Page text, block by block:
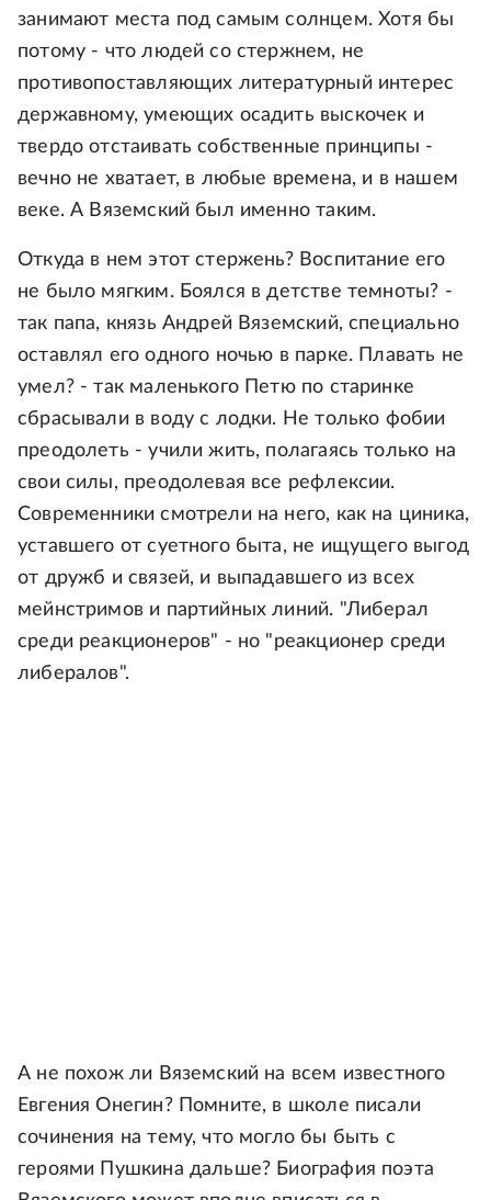
занимают места под самым солнцем. Хотя бы
потому - что людей со стержнем, не
противопоставляющих литературный интерес
державному, умеющих осадить выскочек и
твердо отстаивать собственные принципы -
вечно не хватает, в любые времена, и в нашем
веке. А Вяземский был именно таким.
Откуда в нем этот стержень? Воспитание его
не было мягким. Боялся в детстве темноты? -
так папа, князь Андрей Вяземский, специально
оставлял его одного ночью в парке. Плавать не
умел? - так маленького Петю по старинке
сбрасывали в воду с лодки. Не только фобии
преодолеть - учили жить, полагаясь только на
свои силы, преодолевая все рефлексии.
Современники смотрели на него, как на циника,
уставшего от суетного быта, не ищущего выгод
от дружб и связей, и выпадавшего из всех
мейнстримов и партийных линий. "Либерал
среди реакционеров" - но "реакционер среди
либералов".
А не похож ли Вяземский на всем известного
Евгения Онегин? Помните, в школе писали
сочинения на тему, что могло бы быть с
героями Пушкина дальше? Биография поэта